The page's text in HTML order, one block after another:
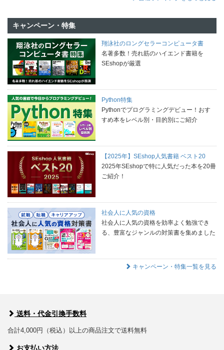
キャンペーン・特集
翔泳社のロングセラーコンピュータ書
名著多数！売れ筋のハイエンド書籍を
SEshopが厳選
Python特集
Pythonでプログラミングデビュー！おす
すめ本をレベル別・目的別にご紹介
【2025年】SEshop人気書籍 ベスト20
2025年SEshopで特に人気だった本を20冊
ご紹介！
社会人に人気の資格
社会人に人気の資格を効率よく勉強でき
る、豊富なジャンルの対策書を集めました
キャンペーン・特集一覧を見る
送料・代金引換手数料
合計4,000円（税込）以上の商品注文で送料無料
お支払い方法